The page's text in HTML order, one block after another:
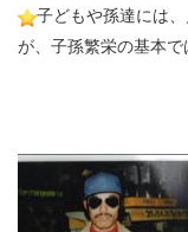
子どもや孫達には
が、子孫繁栄の基本で